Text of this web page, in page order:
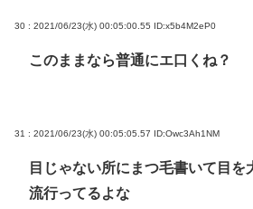
30 : 2021/06/23(水) 00:05:00.55 ID:x5b4M2eP0
このままなら普通にエ口くね？
31 : 2021/06/23(水) 00:05:05.57 ID:Owc3Ah1NM
目じゃない所にまつ毛書いて目を
流行ってるよな